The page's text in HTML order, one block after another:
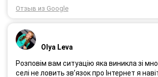
так як перші спроби впиралися в
Спробували усіх можливих операторів,
доплатою і вдалося неможливе :) Дякую
вдячний і радий знайомству.
Отзыв из Google
Olya Leva
Розповім вам ситуацію яка виникла зі
селі не ловить зв’язок про Інтернет я